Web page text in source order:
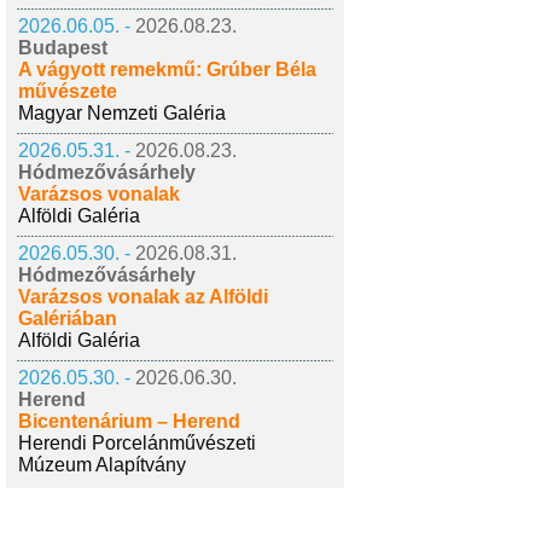
2026.06.05. - 2026.08.23.
Budapest
A vágyott remekmű: Grúber Béla
művészete
Magyar Nemzeti Galéria
2026.05.31. - 2026.08.23.
Hódmezővásárhely
Varázsos vonalak
Alföldi Galéria
2026.05.30. - 2026.08.31.
Hódmezővásárhely
Varázsos vonalak az Alföldi
Galériában
Alföldi Galéria
2026.05.30. - 2026.06.30.
Herend
Bicentenárium – Herend
Herendi Porcelánművészeti
Múzeum Alapítvány